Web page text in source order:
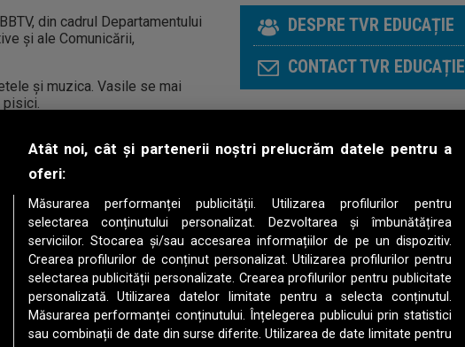
din cadrul Departamentului
şi ale Comunicării,
şi muzica. Vasile se mai
pisici.
Vazana
cântăreață pe plan
original din lume, compozitoare,
susținătoare entuziastă a renașterii
limba evreilor sefardici, care au trăit
și Portugalia.
DESPRE TVR EDUCAȚIE
CONTACT TVR EDUCAȚIE
TÂRGU-MUREŞ
IAŞI
Atât noi, cât și partenerii noștri prelucrăm datele pentru a
oferi:
Măsurarea performanței publicității. Utilizarea profilurilor pentru
selectarea conținutului personalizat. Dezvoltarea și îmbunătățirea
serviciilor. Stocarea și/sau accesarea informațiilor de pe un dispozitiv.
Crearea profilurilor de conținut personalizat. Utilizarea profilurilor pentru
selectarea publicității personalizate. Crearea profilurilor pentru publicitate
personalizată. Utilizarea datelor limitate pentru a selecta conținutul.
Măsurarea performanței conținutului. Înțelegerea publicului prin statistici
sau combinații de date din surse diferite. Utilizarea de date limitate pentru